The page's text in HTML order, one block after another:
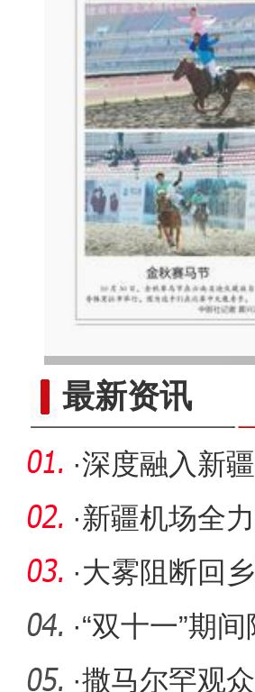
最新资讯
·深度融入新
化航空物
·新疆机场全
天气
·大雾阻断回
机场空
·“双十一”期
亿元
·撒马尔罕观